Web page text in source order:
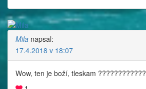
Mila napsal:
17.4.2018 v 18:07
Wow, ten je boží, tleskam ????????????